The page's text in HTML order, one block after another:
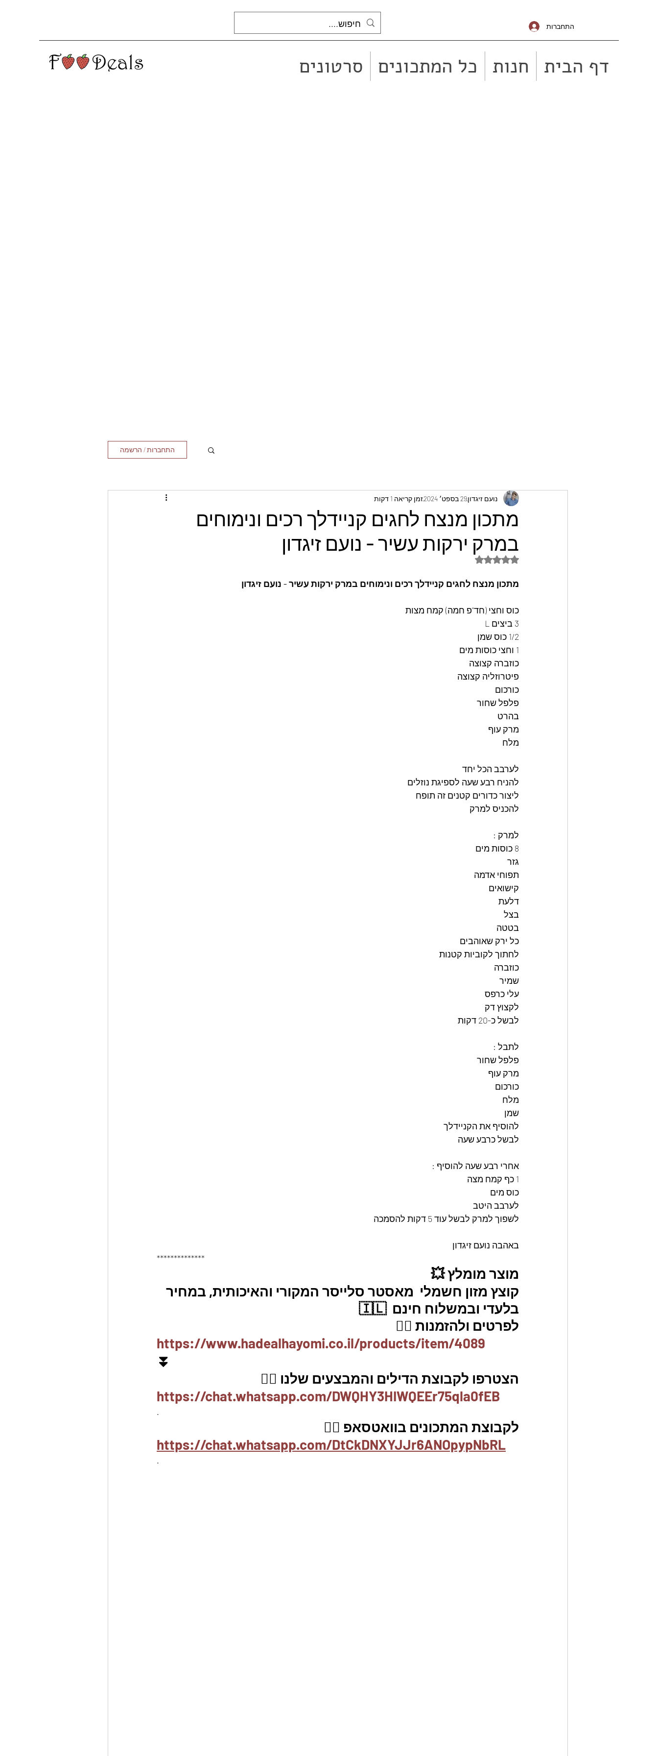
התחברות
דף הבית חנות כל המתכונים סרטונים
התחברות / הרשמה
מתכון מנצח לחגים קניידלך רכים ונימוחים
במרק ירקות עשיר - נועם זיגדון
נועם זיגדון29 בספט׳ 2024 זמן קריאה 1 דקות
דירוג של NaN מתוך 5 כוכבים
מתכון מנצח לחגים קניידלך רכים ונימוחים במרק ירקות עשיר - נועם זיגדון
כוס וחצי (חד"פ חמה) קמח מצות
3 ביצים L
1/2 כוס שמן
1 וחצי כוסות מים
כוזברה קצוצה
פיטרוזליה קצוצה
כורכום
פלפל שחור
בהרט
מרק עוף
מלח
לערבב הכל יחד
להניח רבע שעה לספיגת נוזלים
ליצור כדורים קטנים זה תופח
להכניס למרק
למרק :
8 כוסות מים
גזר
תפוחי אדמה
קישואים
דלעת
בצל
בטטה
כל ירק שאוהבים
לחתוך לקוביות קטנות
כוזברה
שמיר
עלי כרפס
לקצוץ דק
לבשל כ-20 דקות
לתבל :
פלפל שחור
מרק עוף
כורכום
מלח
שמן
להוסיף את הקניידלך
לבשל כרבע שעה
אחרי רבע שעה להוסיף :
1 כף קמח מצה
כוס מים
לערבב היטב
לשפוך למרק לבשל עוד 5 דקות להסמכה
באהבה נועם זיגדון
**************
מוצר מומלץ 💥
קוצץ מזון חשמלי  מאסטר סלייסר המקורי והאיכותית, במחיר
בלעדי ובמשלוח חינם  🇮🇱
לפרטים ולהזמנות 👇🏼
https://www.hadealhayomi.co.il/products/item/4089
⏬
הצטרפו לקבוצת הדילים והמבצעים שלנו 👇🏽
https://chat.whatsapp.com/DWQHY3HIWQEEr75qla0fEB
.
לקבוצת המתכונים בוואטסאפ 👇🏽
https://chat.whatsapp.com/DtCkDNXYJJr6ANOpypNbRL
.